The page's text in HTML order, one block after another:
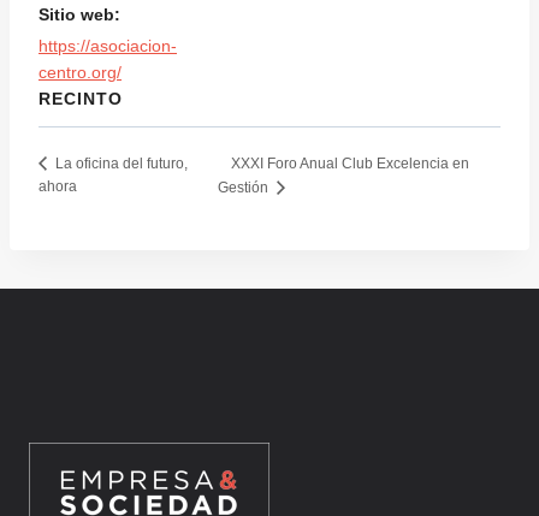
Sitio web:
https://asociacion-
centro.org/
RECINTO
La oficina del futuro,
ahora
XXXI Foro Anual Club Excelencia en
Gestión